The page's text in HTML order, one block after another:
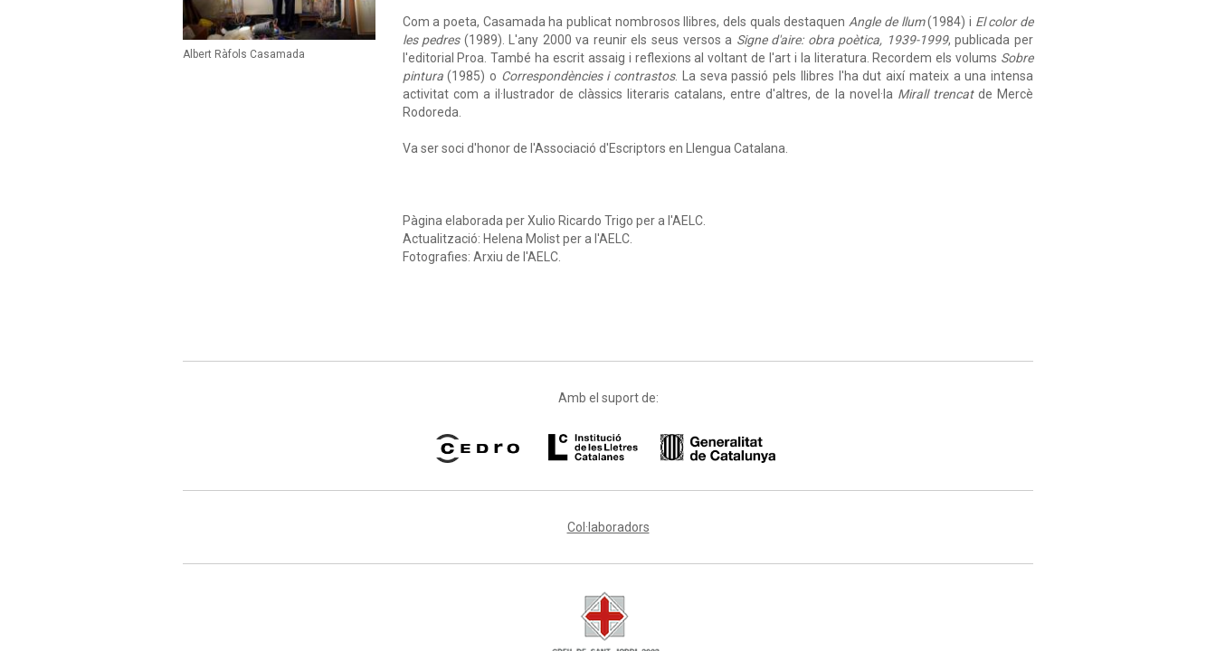
Albert Ràfols Casamada
Com a poeta, Casamada ha publicat nombrosos llibres, dels quals destaquen Angle de llum(1984) i El color de
les pedres(1989). L'any 2000 va reunir els seus versos a Signe d'aire: obra poètica, 1939-1999, publicada per
l'editorial Proa. També ha escrit assaig i reflexions al voltant de l'art i la literatura. Recordem els volums Sobre
pintura(1985) o Correspondències i contrastos. La seva passió pels llibres l'ha dut així mateix a una intensa
activitat com a il·lustrador de clàssics literaris catalans, entre d'altres, de la novel·la Mirall trencatde Mercè
Rodoreda.
Va ser soci d'honor de l'Associació d'Escriptors en Llengua Catalana.
Pàgina elaborada per Xulio Ricardo Trigo per a l'AELC.
Actualització: Helena Molist per a l'AELC.
Fotografies: Arxiu de l'AELC.
Amb el suport de:
Col·laboradors